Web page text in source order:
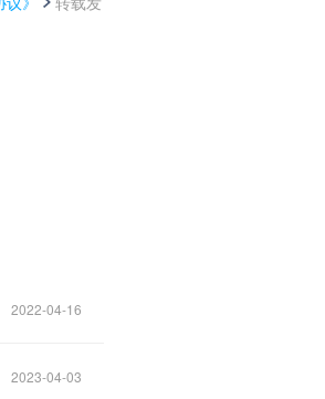
2022-04-16
2023-04-03